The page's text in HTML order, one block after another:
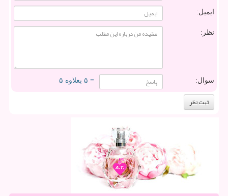
ایمیل:
نظر:
سوال: = ۵ بعلاوه ۵